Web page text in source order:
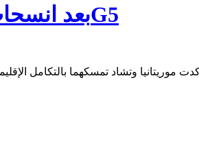
بعد انسحاب ثلاثة من أعضائها.. موريتانيا وتشاد تؤكدان تمسكهما بG5